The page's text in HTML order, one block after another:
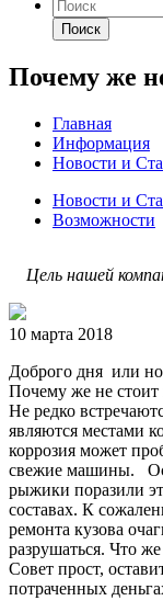
Поиск
Почему же
Главная
Информация
Новости и
Новости и
Возможности
Цель нашей
10 марта 2018
Доброго дня или
Почему же не
Не редко
являются местами
коррозия может
свежие машины.
рыжики поразили
составах. К
ремонта кузова
разрушаться. Что же
Совет прост,
потраченных